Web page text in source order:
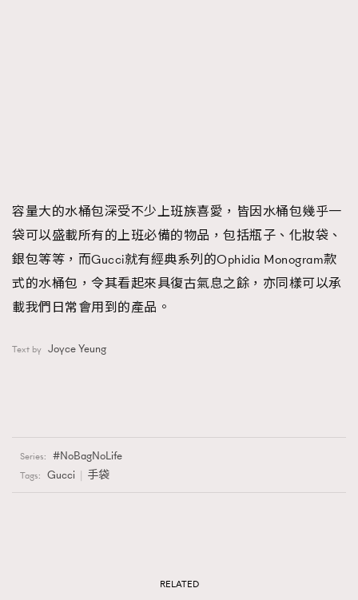
容量大的水桶包深受不少上班族喜愛，皆因水桶包幾乎一
袋可以盛載所有的上班必備的物品，包括瓶子、化妝袋、
銀包等等，而Gucci就有經典系列的Ophidia Monogram款
式的水桶包，令其看起來具復古氣息之餘，亦同樣可以承
載我們日常會用到的產品。
Text by Joyce Yeung
Series: NoBagNoLife
Tags: Gucci 手袋
RELATED